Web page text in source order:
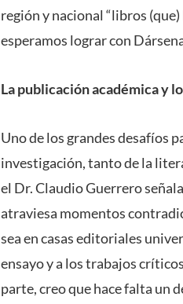
región y nacional “libros
esperamos lograr con
La publicación académica y
Uno de los grandes desafíos
investigación, tanto de la
el Dr. Claudio Guerrero
atraviesa momentos
sea en casas editoriales
ensayo y a los trabajos
parte, creo que hace falta un